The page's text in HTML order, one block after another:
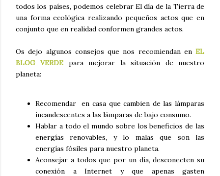
todos los países, podemos celebrar El día de la Tierra de
una forma ecológica realizando pequeños actos que en
conjunto que en realidad conformen grandes actos.
Os dejo algunos consejos que nos recomiendan en EL
BLOG VERDE para mejorar la situación de nuestro
planeta:
Recomendar en casa que cambien de las lámparas
incandescentes a las lámparas de bajo consumo.
Hablar a todo el mundo sobre los beneficios de las
energías renovables, y lo malas que son las
energías fósiles para nuestro planeta.
Aconsejar a todos que por un día, desconecten su
conexión a Internet y que apenas gasten